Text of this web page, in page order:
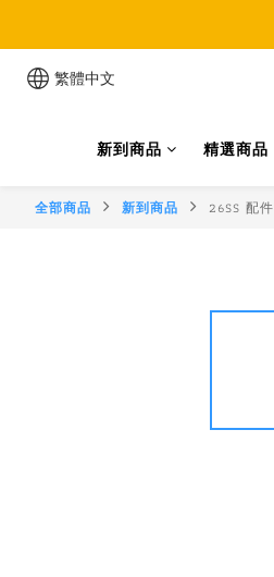
繁體中文
新到商品 精選商品
全部商品 新到商品 26SS 配件